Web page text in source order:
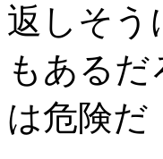
返しそう
もある
は危険だ